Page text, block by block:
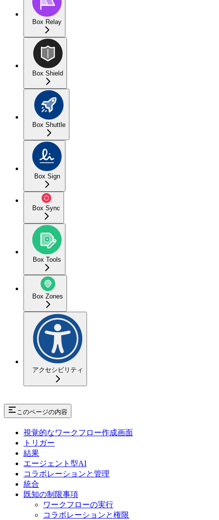
Box Relay
Box Shield
Box Shuttle
Box Sign
Box Sync
Box Tools
Box Zones
アクセシビリティ
このページの内容
視覚的なワークフロー作成画面
トリガー
結果
エージェント型AI
コラボレーションと管理
統合
既知の制限事項
ワークフローの実行
コラボレーションと権限